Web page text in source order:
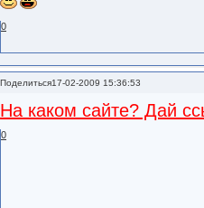
0
Поделиться17-02-2009 15:36:53
На каком сайте? Дай
0